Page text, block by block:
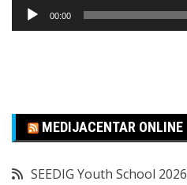
00:00
MEDIJACENTAR ONLINE
SEEDIG Youth School 2026